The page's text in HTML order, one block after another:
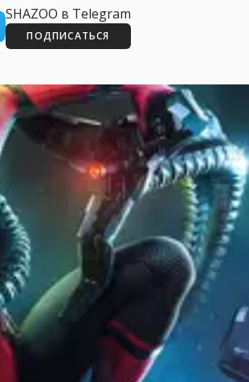
SHAZOO в Telegram
ПОДПИСАТЬСЯ